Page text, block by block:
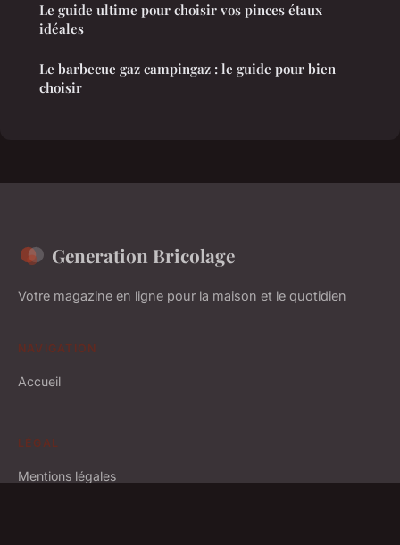
Le guide ultime pour choisir vos pinces étaux
idéales
Le barbecue gaz campingaz : le guide pour bien
choisir
Generation Bricolage
Votre magazine en ligne pour la maison et le quotidien
NAVIGATION
Accueil
LÉGAL
Mentions légales